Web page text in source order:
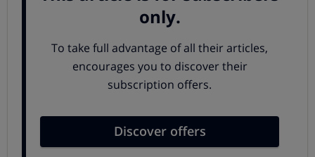
efectos de las bajadas de tipos de interés oficiales
oficiales del Banco Central Europeo sobre las
condiciones en este tipo de créditos no se aprecian de la
Inflluye la situación del entorno